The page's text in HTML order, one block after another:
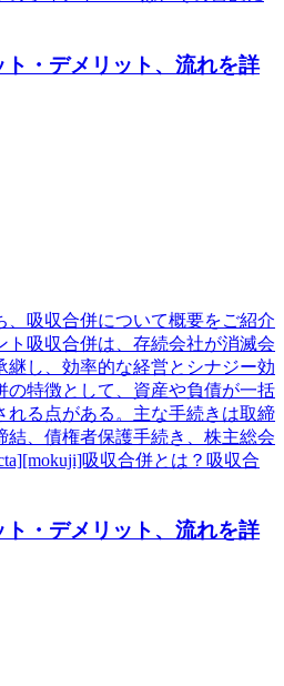
・デメリット、流れを詳
、吸収合併について概要をご紹介
ト吸収合併は、存続会社が消滅会
継し、効率的な経営とシナジー効
の特徴として、資産や負債が一括
れる点がある。主な手続きは取締
結、債権者保護手続き、株主総会
吸収合併とは？吸収合
・デメリット、流れを詳